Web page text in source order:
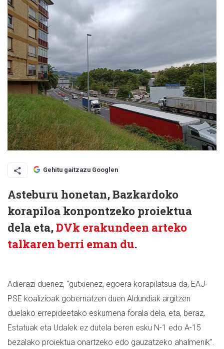
Gehitu gaitzazu Googlen
Asteburu honetan, Bazkardoko
korapiloa konpontzeko proiektua
dela eta,DVk erakundeen arteko
talkaren berri eman du.
Adierazi duenez, "gutxienez, egoera korapilatsua da, EAJ-
PSE koalizioak gobernatzen duen Aldundiak argitzen
duelako errepideetako eskumena forala dela, eta, beraz,
Estatuak eta Udalek ez dutela beren esku N-1 edo A-15
bezalako proiektua onartzeko edo gauzatzeko ahalmenik".